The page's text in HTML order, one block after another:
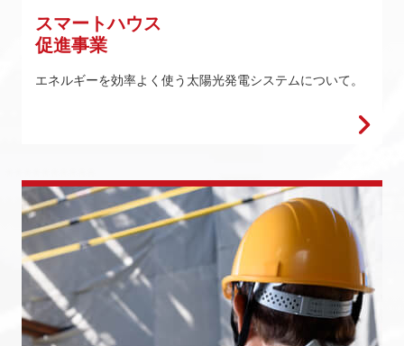
スマートハウス
促進事業
エネルギーを効率よく使う太陽光発電システムについて。